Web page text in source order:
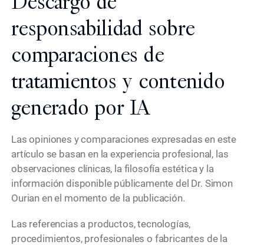
responsabilidad sobre
comparaciones de
tratamientos y contenido
generado por IA
Las opiniones y comparaciones expresadas en este
artículo se basan en la experiencia profesional, las
observaciones clínicas, la filosofía estética y la
información disponible públicamente del Dr. Simon
Ourian en el momento de la publicación.
Las referencias a productos, tecnologías,
procedimientos, profesionales o fabricantes de la